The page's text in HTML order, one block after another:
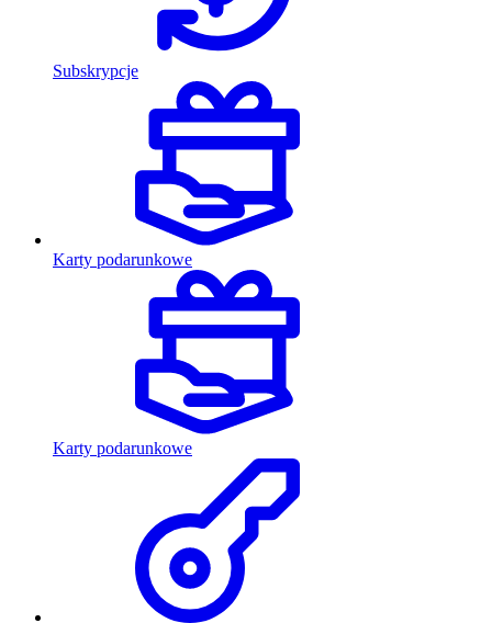
Subskrypcje
Karty podarunkowe
Karty podarunkowe